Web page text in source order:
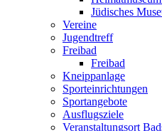
Jüdisches
Vereine
Jugendtreff
Freibad
Freibad
Kneippanlage
Sporteinrichtungen
Sportangebote
Ausflugsziele
Veranstaltungsort